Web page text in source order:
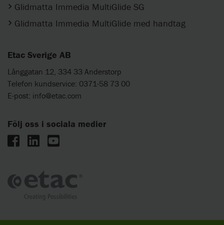
Glidmatta Immedia MultiGlide SG
Glidmatta Immedia MultiGlide med handtag
Etac Sverige AB
Långgatan 12, 334 33 Anderstorp
Telefon kundservice: 0371-58 73 00
E-post: info@etac.com
Följ oss i sociala medier